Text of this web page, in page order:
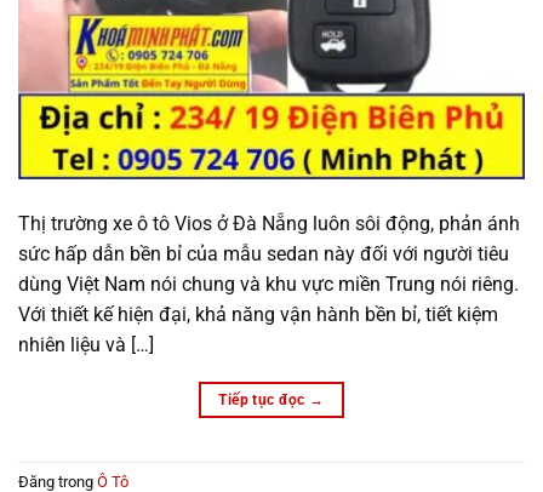
Thị trường xe ô tô Vios ở Đà Nẵng luôn sôi động, phản ánh
sức hấp dẫn bền bỉ của mẫu sedan này đối với người tiêu
dùng Việt Nam nói chung và khu vực miền Trung nói riêng.
Với thiết kế hiện đại, khả năng vận hành bền bỉ, tiết kiệm
nhiên liệu và […]
Tiếp tục đọc →
Đăng trong Ô Tô